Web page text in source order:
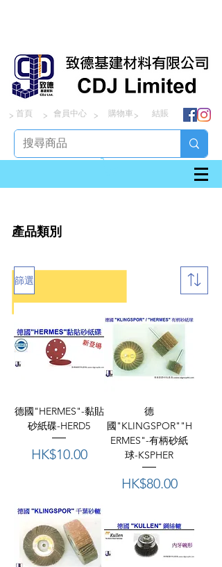
> > > >
首頁 會員中心 購物車 結賬
產品類別
篩選
德國"HERMES"-黏貼
砂紙碟-HERD5
價格
HK$10.00
德
國"KLINGSPOR""H
ERMES"-有柄砂紙
球-KSPHER
價格
HK$80.00